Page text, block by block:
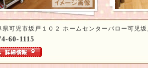
県可児市坂戸１０２ ホームセンターバロー可児
60-1115